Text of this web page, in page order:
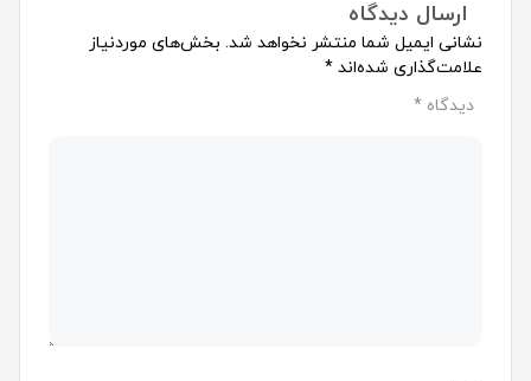
ارسال دیدگاه
نشانی ایمیل شما منتشر نخواهد شد. بخش‌های موردنیاز
علامت‌گذاری شده‌اند *
دیدگاه *